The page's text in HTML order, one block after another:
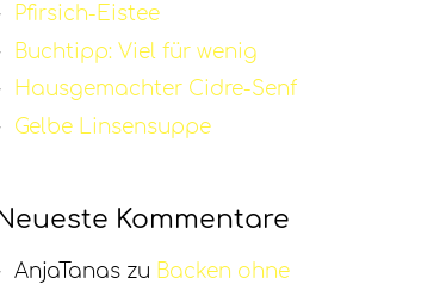
Pfirsich-Eistee
Buchtipp: Viel für wenig
Hausgemachter Cidre-Senf
Gelbe Linsensuppe
Neueste Kommentare
AnjaTanaszu Backen ohne